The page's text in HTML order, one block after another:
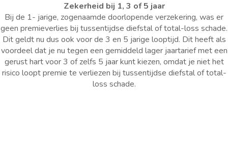
Zekerheid bij 1, 3 of 5 jaar
Bij de 1- jarige, zogenaamde doorlopende verzekering, was er
geen premieverlies bij tussentijdse diefstal of total-loss schade.
Dit geldt nu dus ook voor de 3 en 5 jarige looptijd. Dit heeft als
voordeel dat je nu tegen een gemiddeld lager jaartarief met een
gerust hart voor 3 of zelfs 5 jaar kunt kiezen, omdat je niet het
risico loopt premie te verliezen bij tussentijdse diefstal of total-
loss schade.